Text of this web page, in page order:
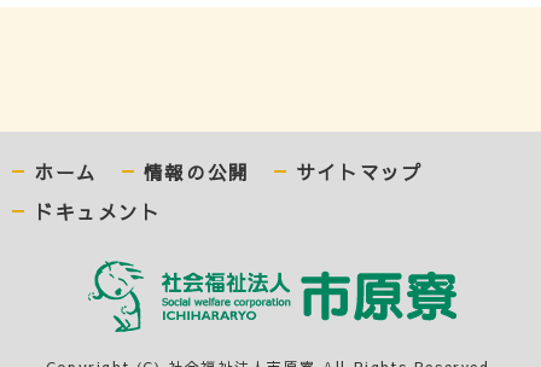
ホーム 情報の公開
サイトマップ
ドキュメント